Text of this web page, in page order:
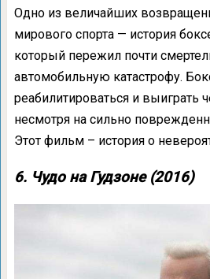
Одно из величайших
мирового спорта — история
который пережил почти
автомобильную катастрофу.
реабилитироваться и выиграть
несмотря на сильно
Этот фильм – история о
6. Чудо на Гудзоне (2016)